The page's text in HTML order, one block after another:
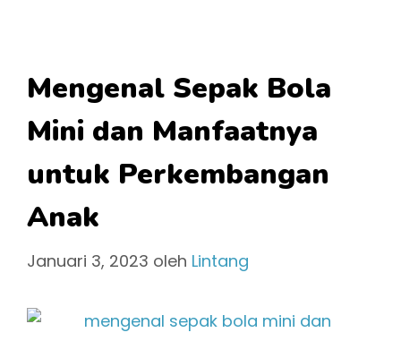
Mengenal Sepak Bola
Mini dan Manfaatnya
untuk Perkembangan
Anak
Januari 3, 2023 oleh Lintang